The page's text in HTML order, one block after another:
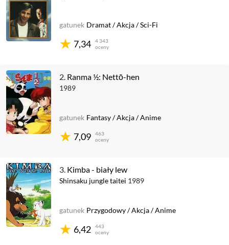
7,34
4 343
oceny
gatunek Dramat/Akcja/Sci-Fi
2. Ranma ½: Nettō-hen
1989
7,09
463
oceny
gatunek Fantasy/Akcja/Anime
3. Kimba - biały lew
Shinsaku jungle taitei 1989
6,42
443
oceny
gatunek Przygodowy/Akcja/Anime